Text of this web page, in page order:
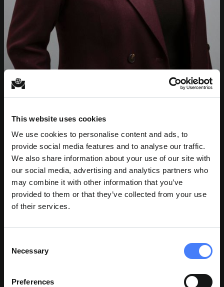
This website uses cookies
We use cookies to personalise content and ads, to
provide social media features and to analyse our traffic.
We also share information about your use of our site with
our social media, advertising and analytics partners who
may combine it with other information that you’ve
provided to them or that they’ve collected from your use
of their services.
Selection
Necessary
Preferences
ELLIS NIEVES
Assistant chef de projet